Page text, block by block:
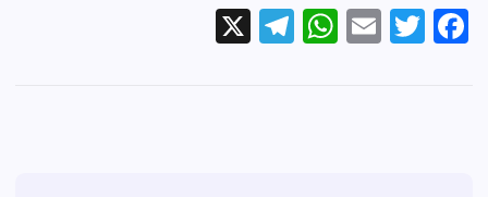
Fa
ce
T
wi
E
m
W
ha
Te
le